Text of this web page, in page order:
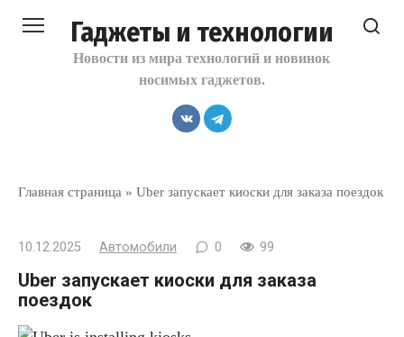
Гаджеты и технологии
Новости из мира технологий и новинок
носимых гаджетов.
Главная страница » Uber запускает киоски для заказа поездок
10.12.2025 Автомобили 0 99
Uber запускает киоски для заказа
поездок